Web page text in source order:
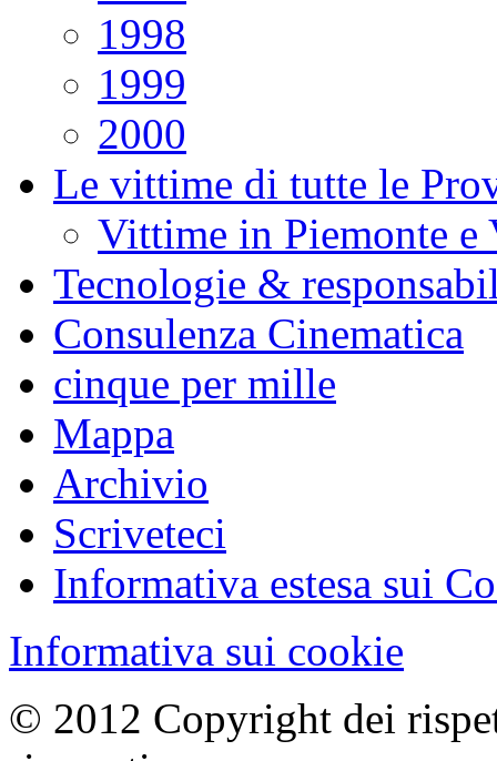
1998
1999
2000
Le vittime di tutte le
Vittime in Piemonte e
Tecnologie &
Consulenza Cinematica
cinque per mille
Mappa
Archivio
Scriveteci
Informativa estesa sui
Informativa sui cookie
© 2012 Copyright dei